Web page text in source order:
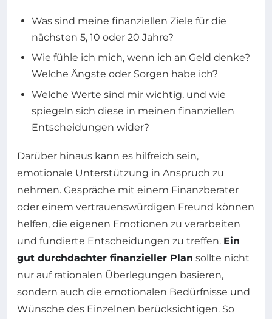
Was sind meine finanziellen Ziele für die
nächsten 5, 10 oder 20 Jahre?
Wie fühle ich mich, wenn ich an Geld denke?
Welche Ängste oder Sorgen habe ich?
Welche Werte sind mir wichtig, und wie
spiegeln sich diese in meinen finanziellen
Entscheidungen wider?
Darüber hinaus kann es hilfreich sein,
emotionale Unterstützung in Anspruch zu
nehmen. Gespräche mit einem Finanzberater
oder einem vertrauenswürdigen Freund können
helfen, die eigenen Emotionen zu verarbeiten
und fundierte Entscheidungen zu treffen. Ein
gut durchdachter finanzieller Plan sollte nicht
nur auf rationalen Überlegungen basieren,
sondern auch die emotionalen Bedürfnisse und
Wünsche des Einzelnen berücksichtigen. So